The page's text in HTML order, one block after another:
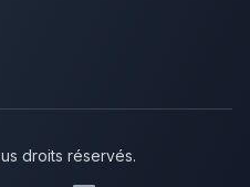
droits réservés.